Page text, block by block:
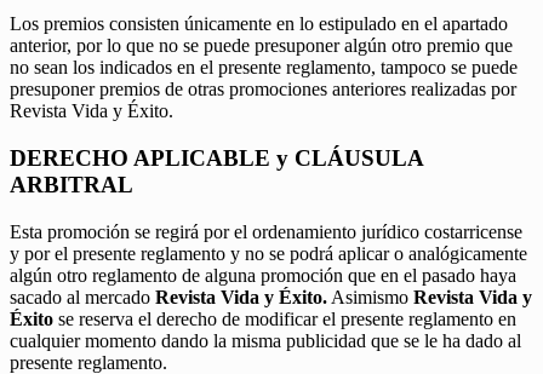
Los premios consisten únicamente en lo estipulado en el apartado
anterior, por lo que no se puede presuponer algún otro premio que
no sean los indicados en el presente reglamento, tampoco se puede
presuponer premios de otras promociones anteriores realizadas por
Revista Vida y Éxito.
DERECHO APLICABLE y CLÁUSULA
ARBITRAL
Esta promoción se regirá por el ordenamiento jurídico costarricense
y por el presente reglamento y no se podrá aplicar o analógicamente
algún otro reglamento de alguna promoción que en el pasado haya
sacado al mercado Revista Vida y Éxito. Asimismo Revista Vida y
Éxito se reserva el derecho de modificar el presente reglamento en
cualquier momento dando la misma publicidad que se le ha dado al
presente reglamento.